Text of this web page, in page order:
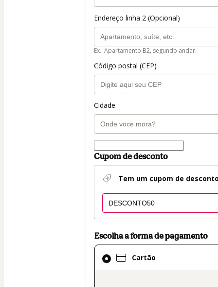
Endereço linha 2 (Opcional)
Ex.: Apartamento B2, segundo andar.
Código postal (CEP)
Cidade
Cupom de desconto
Tem um cupom de
Escolha a forma de pagamento
Cartão
Cartão
selecionado